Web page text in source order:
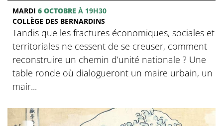
MARDI 6 OCTOBRE À 19H30
COLLÈGE DES BERNARDINS
Tandis que les fractures économiques, sociales et
territoriales ne cessent de se creuser, comment
reconstruire un chemin d’unité nationale ? Une
table ronde où dialogueront un maire urbain, un
mair...